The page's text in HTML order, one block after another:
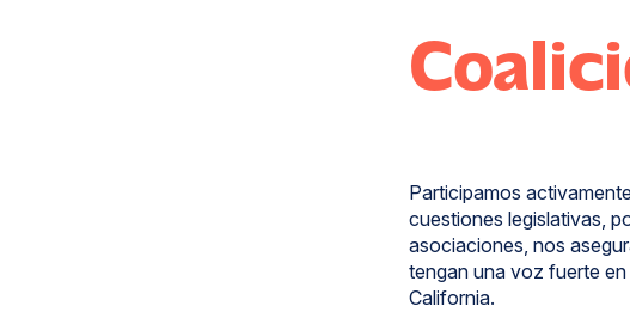
Participamos
cuestiones legislativas,
asociaciones, nos
tengan una voz fuerte
California.